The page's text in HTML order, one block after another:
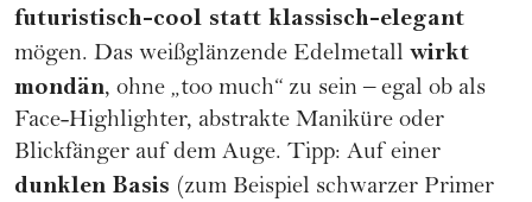
futuristisch-cool statt klassisch-elegant
mögen. Das weißglänzende Edelmetall wirkt
mondän, ohne „too much“ zu sein – egal ob als
Face-Highlighter, abstrakte Maniküre oder
Blickfänger auf dem Auge. Tipp: Auf einer
dunklen Basis (zum Beispiel schwarzer Primer